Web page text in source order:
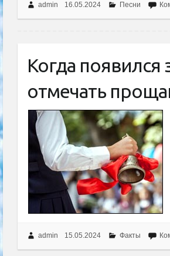
admin 16.05.2024 Песни
Когда
отмечать
admin 15.05.2024 Факты